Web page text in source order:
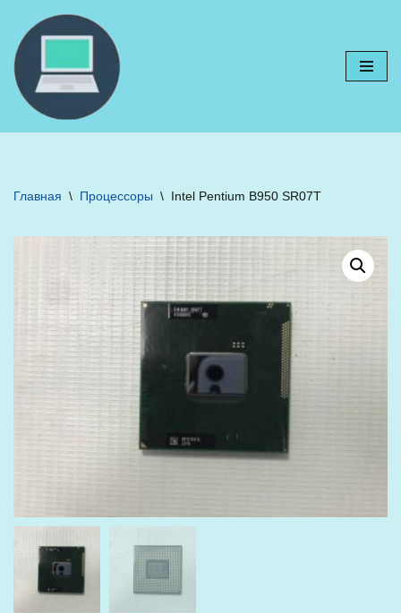
Перейти
к
содержимому
Главная \ Процессоры \ Intel Pentium B950 SR07T